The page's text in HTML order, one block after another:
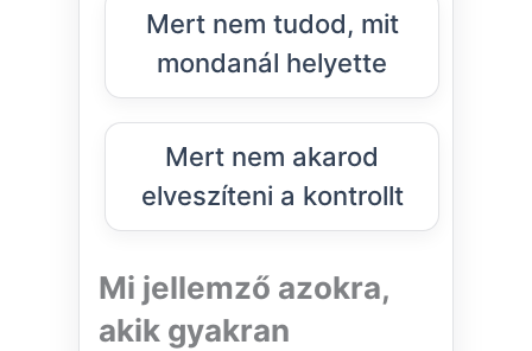
Mert nem tudod, mit
mondanál helyette
Mert nem akarod
elveszíteni a kontrollt
Mi jellemző azokra,
akik gyakran